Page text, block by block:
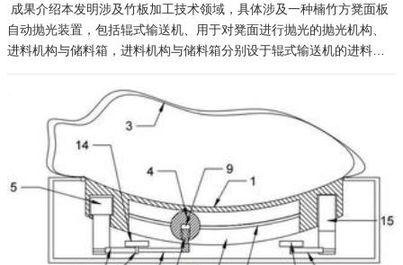
成果介绍本发明涉及竹板加工技术领域，具体涉及一种楠竹方凳面板
自动抛光装置，包括辊式输送机、用于对凳面进行抛光的抛光机构、
进料机构与储料箱，进料机构与储料箱分别设于辊式输送机的进料侧
间设有用于对凳面进行夹持翻转的翻转机构，抛光机构与翻转机构之
间还设有用于阻挡凳面输送的第一限位电动伸缩杆，第一限位电动伸
缩杆的上端位于两组输送辊之间，第二感应件固定安装于辊式输送机
上；本发明提供的楠竹凳面抛光装置可实现凳面两面及四边的自动打
磨抛光，避免了人工抛光带来的不便，且该抛光装置可适用于不同尺
寸的方凳面板，具有较强的适用性，适宜进一步推广应用。成果信息
专利类型： 发明授权申请号： CN202110864076.9申请（专利权）
人：武夷学院发明人：阮承治、杨君、郭波、赵升云、叶宏萌、王效
华、邱祥煌、薛伟宏、郝佳莹